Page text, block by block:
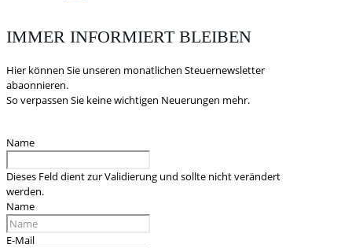
IMMER INFORMIERT BLEIBEN
Hier können Sie unseren monatlichen Steuernewsletter
abaonnieren.
So verpassen Sie keine wichtigen Neuerungen mehr.
Name
Dieses Feld dient zur Validierung und sollte nicht verändert
werden.
Name
E-Mail